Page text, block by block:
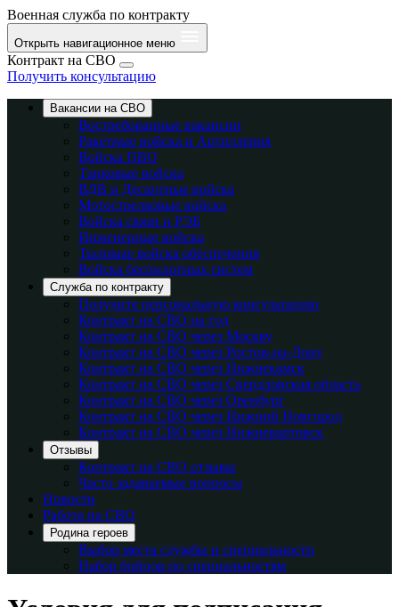
Военная служба по контракту
Открыть навигационное меню
Контракт на СВО
Получить консультацию
Вакансии на СВО
Востребованные вакансии
Ракетные войска и Артиллерия
Войска ПВО
Танковые войска
ВДВ и Десантные войска
Мотострелковые войска
Войска связи и РЭБ
Инженерные войска
Тыловые войска обеспечения
Войска беспилотных систем
Служба по контракту
Получите персональную консультацию
Контракт на СВО на год
Контракт на СВО через Москву
Контракт на СВО через Ростов-на-Дону
Контракт на СВО через Нижнекамск
Контракт на СВО через Свердловская область
Контракт на СВО через Оренбург
Контракт на СВО через Нижний Новгород
Контракт на СВО через Нижневартовск
Отзывы
Контракт на СВО отзывы
Часто задаваемые вопросы
Новости
Работа на СВО
Родина героев
Выбор места службы и специальности
Набор бойцов по специальностям